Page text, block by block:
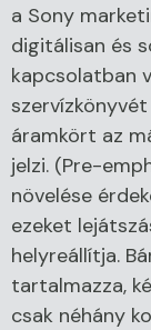
a Sony
digitálisan és
kapcsolatban
áramkört az
jelzi. (Pre-
növelése
ezeket
helyreállítja.
tartalmazza,
csak néhány